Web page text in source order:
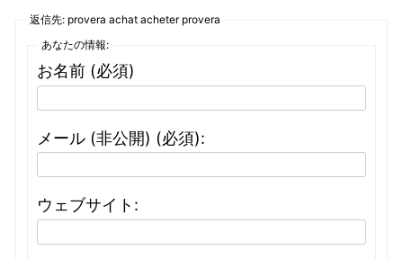
返信先: provera achat acheter provera
あなたの情報:
お名前 (必須)
メール (非公開) (必須):
ウェブサイト: